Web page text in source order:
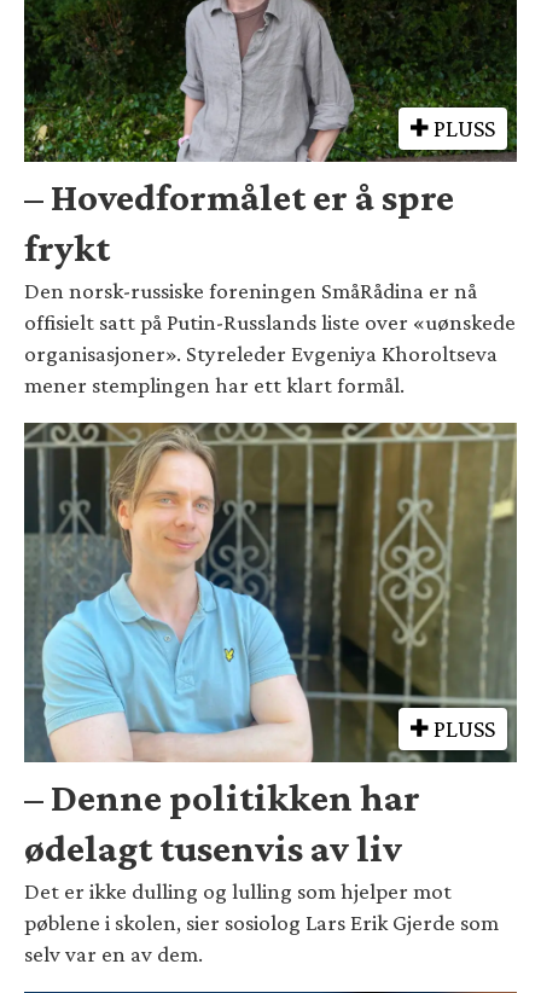
PLUSS
– Hovedformålet er å spre
frykt
Den norsk-russiske foreningen SmåRådina er nå
offisielt satt på Putin-Russlands liste over «uønskede
organisasjoner». Styreleder Evgeniya Khoroltseva
mener stemplingen har ett klart formål.
PLUSS
– Denne politikken har
ødelagt tusenvis av liv
Det er ikke dulling og lulling som hjelper mot
pøblene i skolen, sier sosiolog Lars Erik Gjerde som
selv var en av dem.